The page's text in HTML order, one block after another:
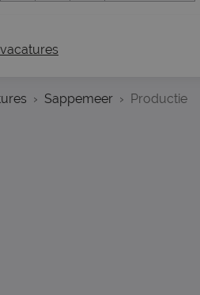
Sappemeer Productie